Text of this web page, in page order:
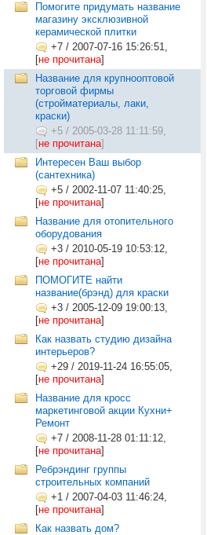
Помогите придумать название
магазину эксклюзивной
керамической плитки
+7 / 2007-07-16 15:26:51,
[не прочитана]
Название для крупнооптовой
торговой фирмы
(стройматериалы, лаки,
краски)
+5 / 2005-03-28 11:11:59,
[не прочитана]
Интересен Ваш выбор
(сантехника)
+5 / 2002-11-07 11:40:25,
[не прочитана]
Название для отопительного
оборудования
+3 / 2010-05-19 10:53:12,
[не прочитана]
ПОМОГИТЕ найти
название(брэнд) для краски
+3 / 2005-12-09 19:00:13,
[не прочитана]
Как назвать студию дизайна
интерьеров?
+29 / 2019-11-24 16:55:05,
[не прочитана]
Название для кросс
маркетинговой акции Кухни+
Ремонт
+7 / 2008-11-28 01:11:12,
[не прочитана]
Ребрэндинг группы
строительных компаний
+1 / 2007-04-03 11:46:24,
[не прочитана]
Как назвать дом?